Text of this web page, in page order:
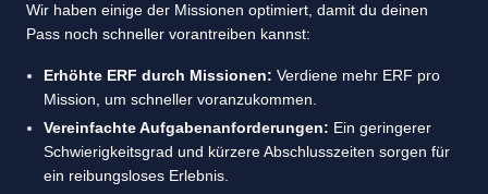
Wir haben einige der Missionen optimiert, damit du deinen
Pass noch schneller vorantreiben kannst:
Erhöhte ERF durch Missionen: Verdiene mehr ERF pro
Mission, um schneller voranzukommen.
Vereinfachte Aufgabenanforderungen: Ein geringerer
Schwierigkeitsgrad und kürzere Abschlusszeiten sorgen für
ein reibungsloses Erlebnis.